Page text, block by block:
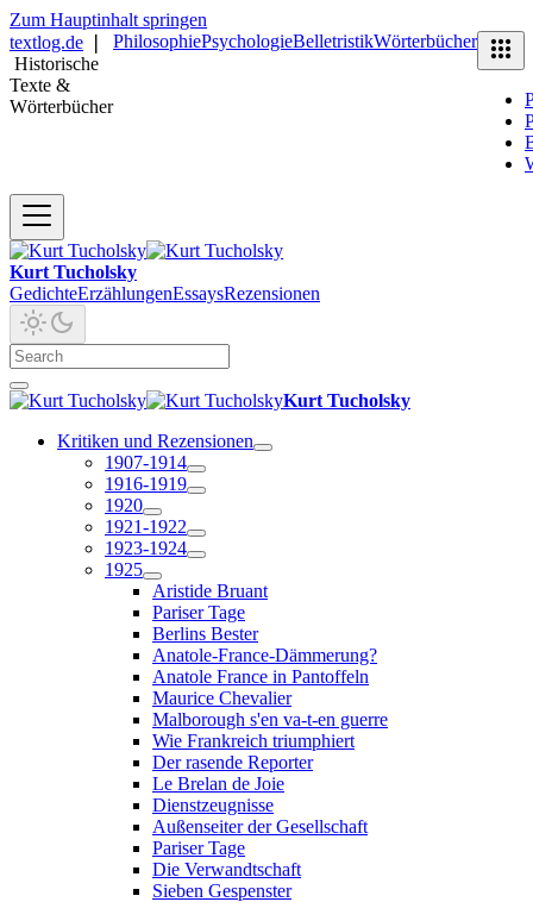
Zum Hauptinhalt springen
textlog.de
Historische
Texte &
Wörterbücher
PhilosophiePsychologieBelletristikWörterbücher
Kurt Tucholsky
GedichteErzählungenEssaysRezensionen
Kurt Tucholsky
Kritiken und Rezensionen
1907-1914
1916-1919
1920
1921-1922
1923-1924
1925
Aristide Bruant
Pariser Tage
Berlins Bester
Anatole-France-Dämmerung?
Anatole France in Pantoffeln
Maurice Chevalier
Malborough s'en va-t-en guerre
Wie Frankreich triumphiert
Der rasende Reporter
Le Brelan de Joie
Dienstzeugnisse
Außenseiter der Gesellschaft
Pariser Tage
Die Verwandtschaft
Sieben Gespenster